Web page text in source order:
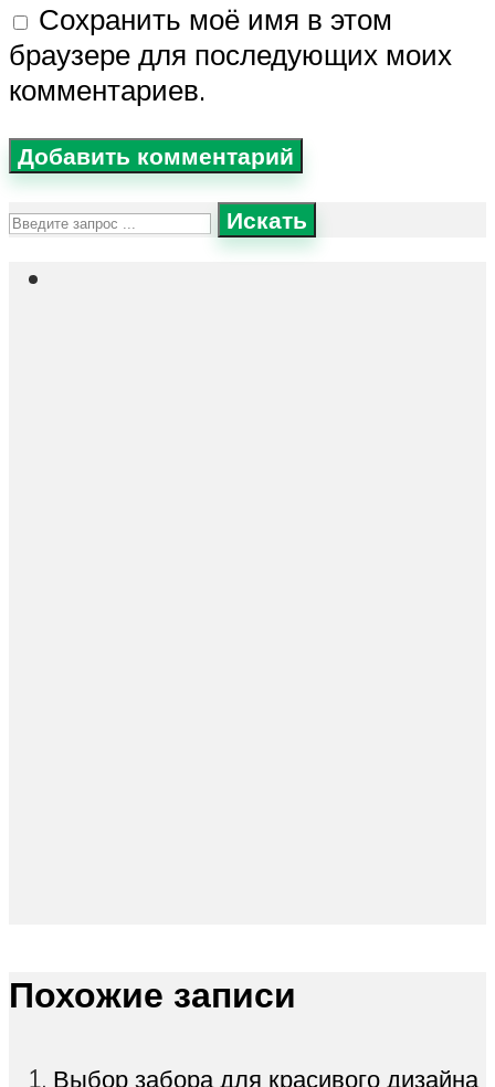
Сохранить моё имя в этом
браузере для последующих моих
комментариев.
Искать
Похожие записи
Выбор забора для красивого дизайна